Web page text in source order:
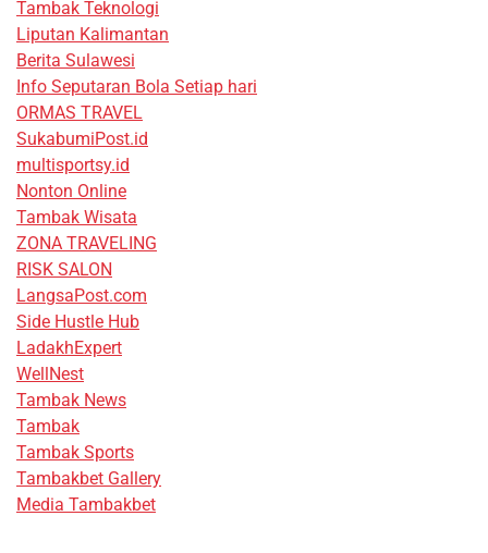
Tambak Teknologi
Liputan Kalimantan
Berita Sulawesi
Info Seputaran Bola Setiap hari
ORMAS TRAVEL
SukabumiPost.id
multisportsy.id
Nonton Online
Tambak Wisata
ZONA TRAVELING
RISK SALON
LangsaPost.com
Side Hustle Hub
LadakhExpert
WellNest
Tambak News
Tambak
Tambak Sports
Tambakbet Gallery
Media Tambakbet